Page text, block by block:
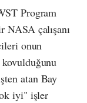
Program
NASA çalışanı
onun
atan Bay
iyi" işler